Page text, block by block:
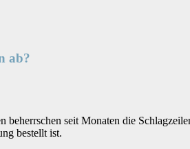
ab?
seit Monaten die
bestellt ist.